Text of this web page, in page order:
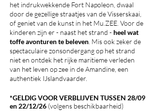
het indrukwekkende Fort Napoleon, dwaal
door de gezellige straatjes van de Visserskaai,
of geniet van de kunst in het Mu.ZEE. Voor de
kinderen zijn er - naast het strand - heel wat
toffe avonturen te beleven . Mis ook zeker de
spectaculaire zonsondergang op het strand
niet en ontdek het rijke maritieme verleden
van het leven op zee in de Amandine, een
authentiek IJslandvaarder.
*GELDIG VOOR VERBLIJVEN TUSSEN 28/09
en 22/12/26 (volgens beschikbaarheid)